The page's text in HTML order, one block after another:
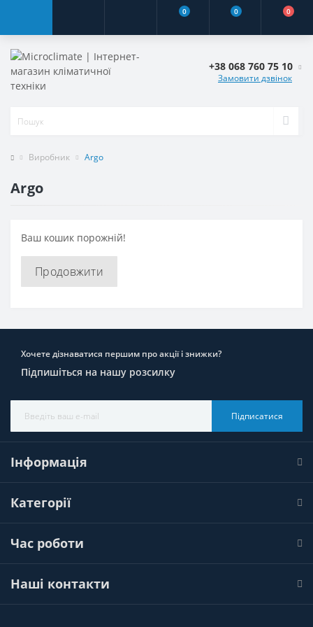
0 0 0
+38 068 760 75 10
Замовити дзвінок
Виробник Argo
Argo
Ваш кошик порожній!
Продовжити
Хочете дізнаватися першим про акції і знижки?
Підпишіться на нашу розсилку
Підписатися
Інформація
Категорії
Час роботи
Наші контакти